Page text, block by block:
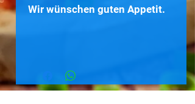
Wir wünschen guten Appetit.